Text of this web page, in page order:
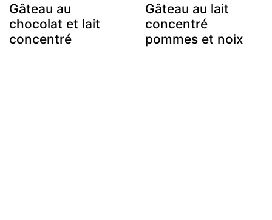
Gâteau au
chocolat et lait
concentré
Gâteau au lait
concentré
pommes et noix